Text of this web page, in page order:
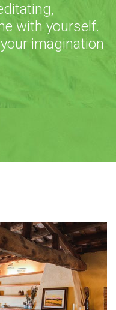
with yourself.
imagination